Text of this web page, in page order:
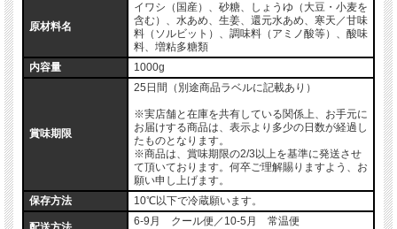
原材料名
イワシ（国産）、砂糖、しょうゆ（大豆・小麦を
含む）、水あめ、生姜、還元水あめ、寒天／甘味
料（ソルビット）、調味料（アミノ酸等）、酸味
料、増粘多糖類
内容量
1000g
賞味期限
25日間（別途商品ラベルに記載あり）
※実店舗と在庫を共有している関係上、お手元に
お届けする商品は、表示より多少の日数が経過し
たものとなります。
※商品は、賞味期限の2/3以上を基準に発送させ
て頂いております。何卒ご理解賜りますよう、お
願い申し上げます。
保存方法
10℃以下で冷蔵願います。
6-9月 クール便／10-5月 常温便